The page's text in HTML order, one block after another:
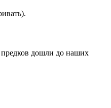
предков дошли до наших